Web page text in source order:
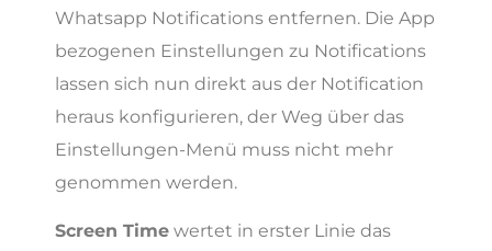
Whatsapp Notifications entfernen. Die App
bezogenen Einstellungen zu Notifications
lassen sich nun direkt aus der Notification
heraus konfigurieren, der Weg über das
Einstellungen-Menü muss nicht mehr
genommen werden.
Screen Time wertet in erster Linie das